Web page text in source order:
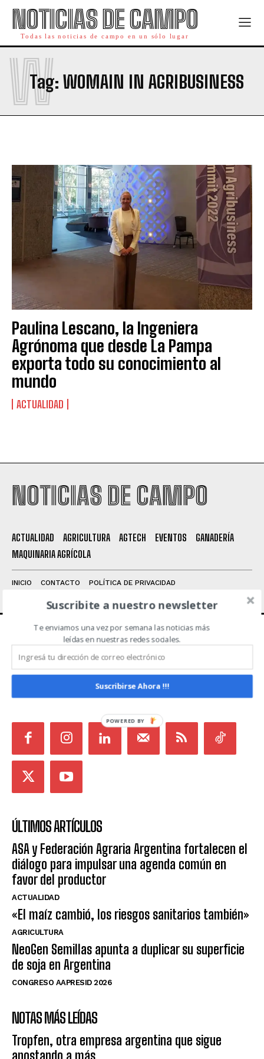
QUIERO SUSCRIBIRME
NOTICIAS DE CAMPO
Todas las noticias de campo en un sólo lugar
Tag: WOMAIN IN AGRIBUSINESS
W
Paulina Lescano, la Ingeniera
Agrónoma que desde La Pampa
exporta todo su conocimiento al
mundo
ACTUALIDAD
NOTICIAS DE CAMPO
ACTUALIDAD AGRICULTURA AGTECH EVENTOS
GANADERÍA
MAQUINARIA AGRÍCOLA
INICIO CONTACTO
POLÍTICA DE PRIVACIDAD
ACERCA DE NOSOTROS
Noticias de Campo es un medio independiente
focalizado en Redes Sociales que intenta aglutinar
todas las noticias del sector en un sólo lugar.
ÚLTIMOS ARTÍCULOS
ASA y Federación Agraria Argentina fortalecen el
diálogo para impulsar una agenda común en
favor del productor
ACTUALIDAD
«El maíz cambió, los riesgos sanitarios también»
AGRICULTURA
NeoGen Semillas apunta a duplicar su superficie
de soja en Argentina
CONGRESO AAPRESID 2026
NOTAS MÁS LEÍDAS
Tropfen, otra empresa argentina que sigue
Suscribite a nuestro newsletter
Te enviamos una vez por semana las noticias más
leídas en nuestras redes sociales.
Suscribirse Ahora !!!
POWERED BY